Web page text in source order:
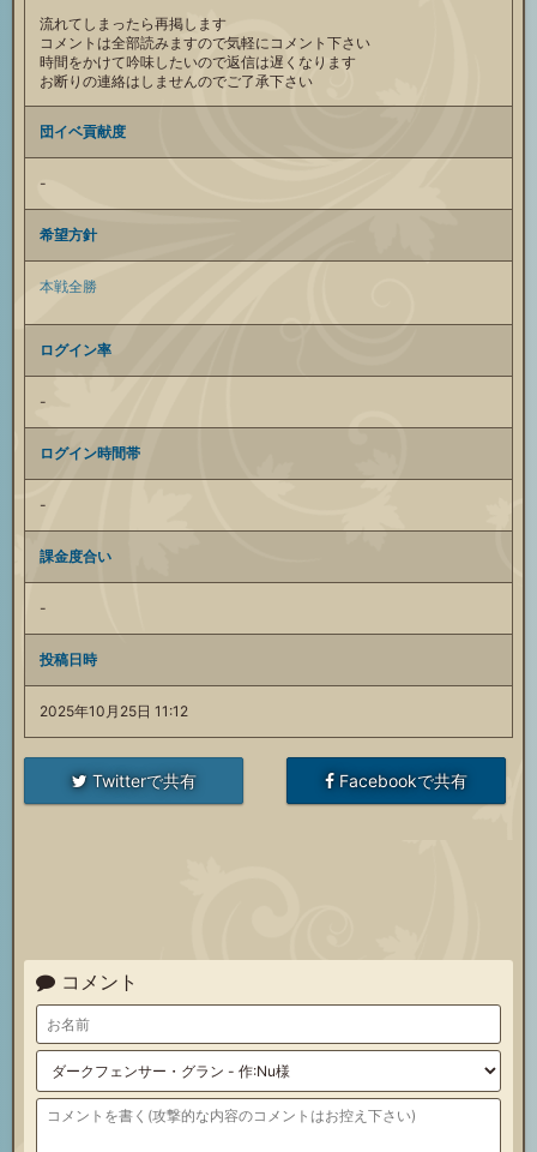
流れてしまったら再掲します
コメントは全部読みますので気軽にコメント下さい
時間をかけて吟味したいので返信は遅くなります
お断りの連絡はしませんのでご了承下さい
団イベ貢献度
-
希望方針
本戦全勝
ログイン率
-
ログイン時間帯
-
課金度合い
-
投稿日時
2025年10月25日 11:12
Twitterで共有 Facebookで共有
コメント